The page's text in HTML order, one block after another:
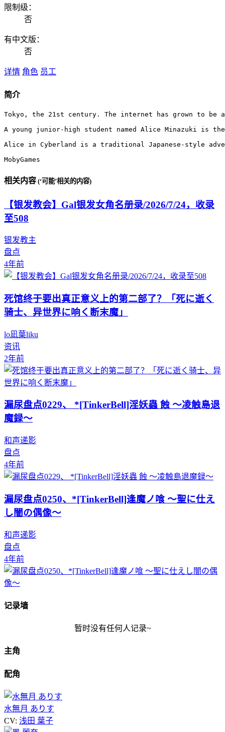
限制级：
否
有中文版：
否
详情 角色 员工
简介
Tokyo, the 21st century. The internet has grown to
A young junior-high student named Alice Minazuki is
Alice in Cyberland is a traditional Japanese-style
MobyGames
相关内容 (‘可能’相关的内容)
【银发教会】Gal银发女角名册录/2026/7/24，收录
至508
银发教主
盘点
4年前
死馆终于要出真正意义上的第二部了？「死に逝く
骑士、异世界に响く断末魔」
lo凪葉liku
资讯
2年前
漏尿盘点0229、 *[TinkerBell]淫妖蟲 蝕 ～凌触島退
魔録～
和声递影
盘点
4年前
漏尿盘点0250、*[TinkerBell]逢魔ノ喰 ～聖に仕え
し闇の偶像～
和声递影
盘点
4年前
记录墙
暂时没有任何人记录~
主角
配角
水無月 ありす
CV: 浅田 葉子